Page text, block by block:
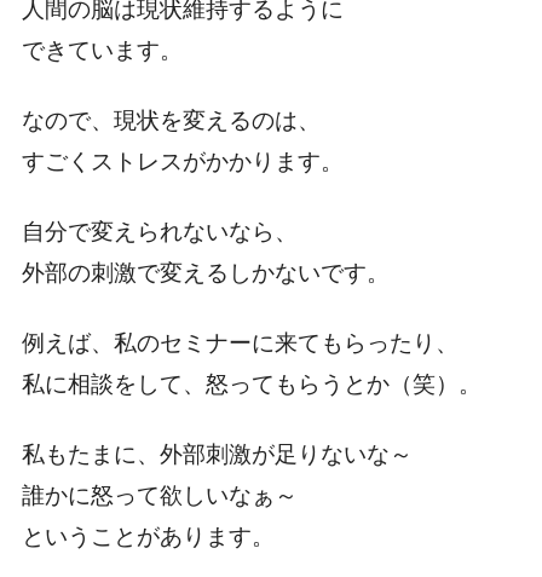
人間の脳は現状維持するように
できています。
なので、現状を変えるのは、
すごくストレスがかかります。
自分で変えられないなら、
外部の刺激で変えるしかないです。
例えば、私のセミナーに来てもらったり、
私に相談をして、怒ってもらうとか（笑）。
私もたまに、外部刺激が足りないな～
誰かに怒って欲しいなぁ～
ということがあります。